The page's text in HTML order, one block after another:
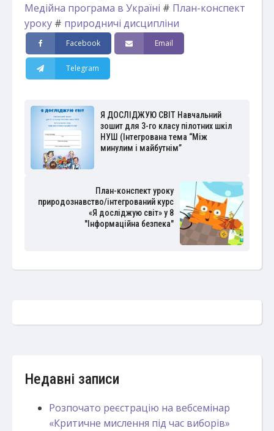
Медійна програма в Україні # План-конспект
уроку # природничі дисципліни
Facebook Email
Telegram
Я ДОСЛІДЖУЮ СВІТ Навчальний
зошит для 3-го класу пілотних шкіл
НУШ (Інтегрована тема “Між
минулим і майбутнім”
План-конспект уроку
природознавство/інтегрований курс
«Я досліджую світ» у 8
"Інформаційна безпека"
Недавні записи
Розпочато реєстрацію на вебсемінар
«Критичне мислення під час виборів»